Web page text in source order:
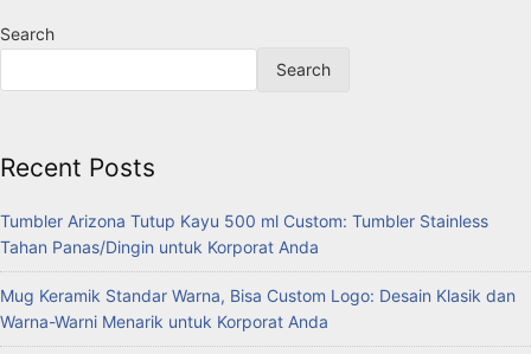
Search
Search
Recent Posts
Tumbler Arizona Tutup Kayu 500 ml Custom: Tumbler Stainless
Tahan Panas/Dingin untuk Korporat Anda
Mug Keramik Standar Warna, Bisa Custom Logo: Desain Klasik dan
Warna-Warni Menarik untuk Korporat Anda